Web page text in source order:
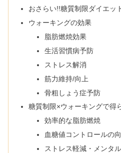
おさらい!!糖質制限ダイエッ
ウォーキングの効果
脂肪燃焼効果
生活習慣病予防
ストレス解消
筋力維持/向上
骨粗しょう症予防
糖質制限×ウォーキングで得
効率的な脂肪燃焼
血糖値コントロールの
ストレス軽減・メンタ